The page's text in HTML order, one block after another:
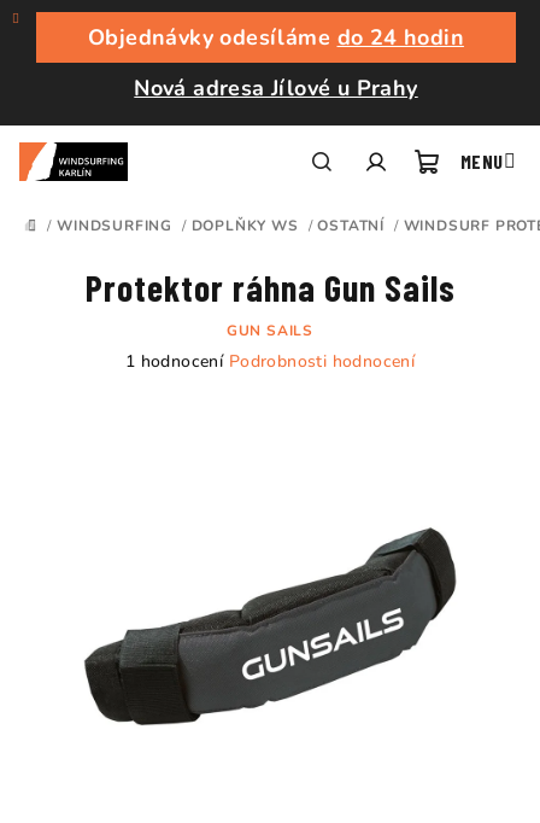
Přejít
obsah
Objednávky odesíláme do 24 hodin
Nová adresa Jílové u Prahy
košík
DOMŮ
/ WINDSURFING / DOPLŇKY WS / OSTATNÍ / WINDSURF
Protektor ráhna Gun Sails
GUN SAILS
Průměrné
1 hodnocení Podrobnosti hodnocení